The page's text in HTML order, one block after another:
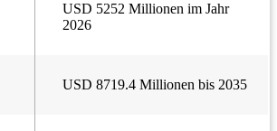
USD 5252 Millionen im Jahr
2026
USD 8719.4 Millionen bis 2035